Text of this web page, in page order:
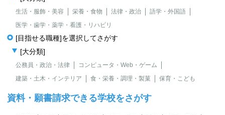
生活・服飾・美容 栄養・食物 法律・政治
語学・外国語
医学・歯学・薬学・看護・リハビリ
[目指せる職種]を選択してさがす
[大分類]
公務員・政治・法律
コンピュータ・Web・ゲーム
建築・土木・インテリア
食・栄養・調理・製菓 保育・こども
資料・願書請求できる学校をさがす